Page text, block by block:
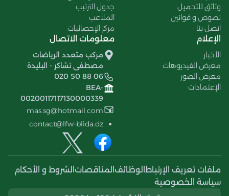
وثائق للتحميل
نصوص و قوانين
اتصل بنا
جدول الترتيب
الملاعب
مركز الإحصائيات
الإعلام
الأخبار
معرض الفيديوهات
معرض الصور
الإعتمادات
معلومات الاتصال
مركب متعدد الرياضات
مصطفى تشاكر - البليدة
020 50 88 06
BEA-
00200117117130000339
mas.sg@hotmail.com
contact@lfw-blida.dz
ملفات تعريف الإرتباط الوظائف المناقصات الشروط و الأحكام
سياسة الخصوصية